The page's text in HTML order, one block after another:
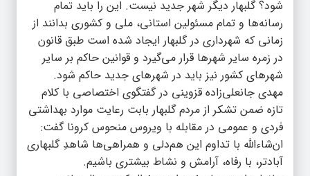
شود؟ گلبهار دیگر شهر جدید نیست. این را باید تمام
رسانه‌ها و تمام مسئولین استانی، ملی و کشوری بدانند از
زمانی که شهرداری در گلبهار ایجاد شده است طبق قانون
در زمره سایر شهرها قرار می‌گیرد و قوانین حاکم بر سایر
شهرهای کشور نیز باید در شهرهای جدید حاکم شود.
مهدی جانعلی‌زاده قزوینی در گفتگوی اختصاصی با کلام
تازه ضمن تشکر از مردم گلبهار بابت رعایت موارد بهداشتی
فردی و عمومی در مقابله با ویروس منحوس کرونا گفت:
ان‌شاءالله با تداوم این هم‌دلی و همراهی‌ها شاهدِ گلبهاری
آبادتر، با رفاه، آرامش و نشاط بیشتری باشیم.